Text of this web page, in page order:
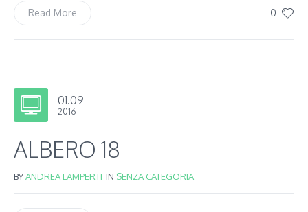
0
Read More
01.09
2016
ALBERO 18
BYANDREA LAMPERTI IN SENZA CATEGORIA